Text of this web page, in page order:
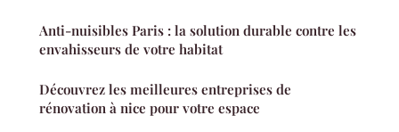
Anti-nuisibles Paris : la solution durable contre les
envahisseurs de votre habitat
Découvrez les meilleures entreprises de
rénovation à nice pour votre espace